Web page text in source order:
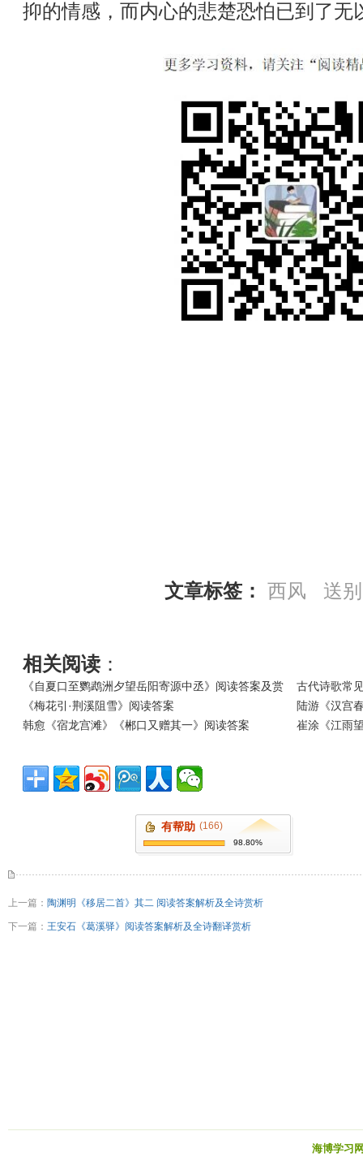
抑的情感，而内心的悲楚恐怕已到了无
文章标签： 西风 送别
相关阅读 ：
《自夏口至鹦鹉洲夕望岳阳寄源中丞》阅读答案及赏
古代诗歌常
《梅花引·荆溪阻雪》阅读答案
陆游《汉宫
韩愈《宿龙宫滩》《郴口又赠其一》阅读答案
崔涂《江雨
有帮助 (166)
98.80%
上一篇： 陶渊明《移居二首》其二 阅读答案解析及全诗赏析
下一篇： 王安石《葛溪驿》阅读答案解析及全诗翻译赏析
海博学习